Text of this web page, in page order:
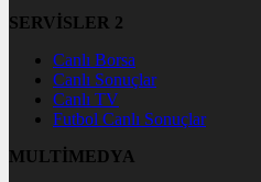
SERVİSLER 2
Canlı Borsa
Canlı Sonuçlar
Canlı TV
Futbol Canlı Sonuçlar
MULTİMEDYA